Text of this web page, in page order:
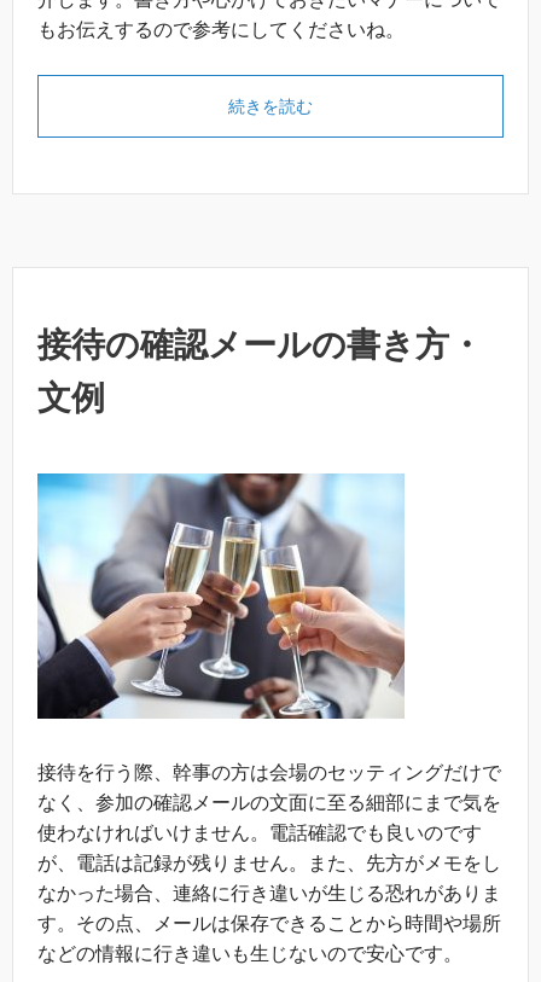
もお伝えするので参考にしてくださいね。
続きを読む
接待の確認メールの書き方・
文例
接待を行う際、幹事の方は会場のセッティングだけで
なく、参加の確認メールの文面に至る細部にまで気を
使わなければいけません。電話確認でも良いのです
が、電話は記録が残りません。また、先方がメモをし
なかった場合、連絡に行き違いが生じる恐れがありま
す。その点、メールは保存できることから時間や場所
などの情報に行き違いも生じないので安心です。